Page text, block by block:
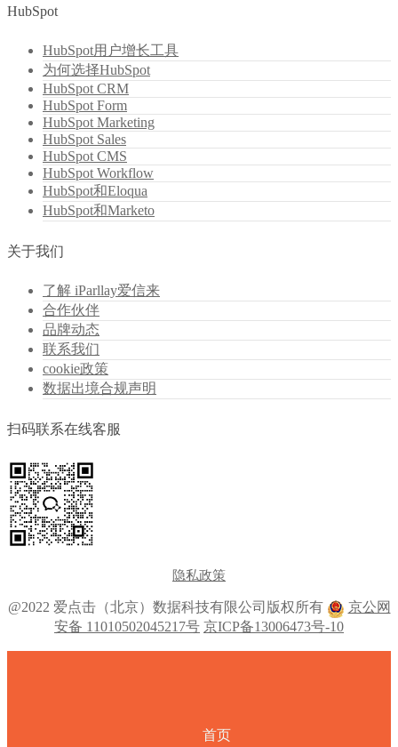
HubSpot
HubSpot用户增长工具
为何选择HubSpot
HubSpot CRM
HubSpot Form
HubSpot Marketing
HubSpot Sales
HubSpot CMS
HubSpot Workflow
HubSpot和Eloqua
HubSpot和Marketo
关于我们
了解 iParllay爱信来
合作伙伴
品牌动态
联系我们
cookie政策
数据出境合规声明
扫码联系在线客服
隐私政策
@2022 爱点击（北京）数据科技有限公司版权所有
京公网
安备 11010502045217号 京ICP备13006473号-10
首页